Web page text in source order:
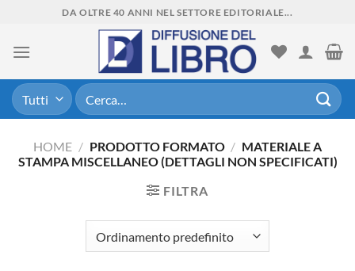
content
DA OLTRE 40 ANNI NEL SETTORE EDITORIALE...
Cerca:
HOME / PRODOTTO FORMATO / MATERIALE A
STAMPA MISCELLANEO (DETTAGLI NON SPECIFICATI)
FILTRA